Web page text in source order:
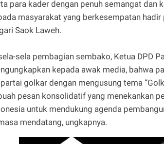
para kader dengan penuh semangat dan
masyarakat yang berkesempatan
Saok Laweh.
sela pembagian sembako, Ketua DPD
kepada awak media, bahwa
golkar dengan mengusung tema
pesan konsolidatif yang menekankan
untuk mendukung agenda
mendatang, ungkapnya.